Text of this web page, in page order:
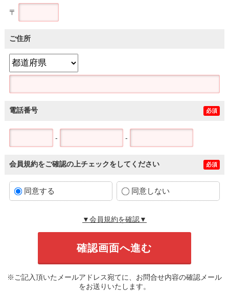
〒
ご住所
電話番号 必須
- -
会員規約をご確認の上チェックをしてください 必須
同意する 同意しない
▼会員規約を確認▼
※ご記入頂いたメールアドレス宛てに、お問合せ内容の確認メール
をお送りいたします。